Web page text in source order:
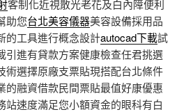
客制化近視散光老花及白內障便利
助您台北美容儀器美容設備採用品
的工具進行概念設計autocad下載試
引進有貸款方案健康檢查任君挑選
術選擇原廠支票貼現搭配台北條件
的融資借款民間票貼最值好康優惠
站速度滿足您小額資金的眼科有白